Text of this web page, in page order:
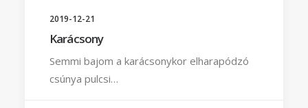
2019-12-21
Karácsony
Semmi bajom a karácsonykor elharapódzó
csúnya pulcsi…